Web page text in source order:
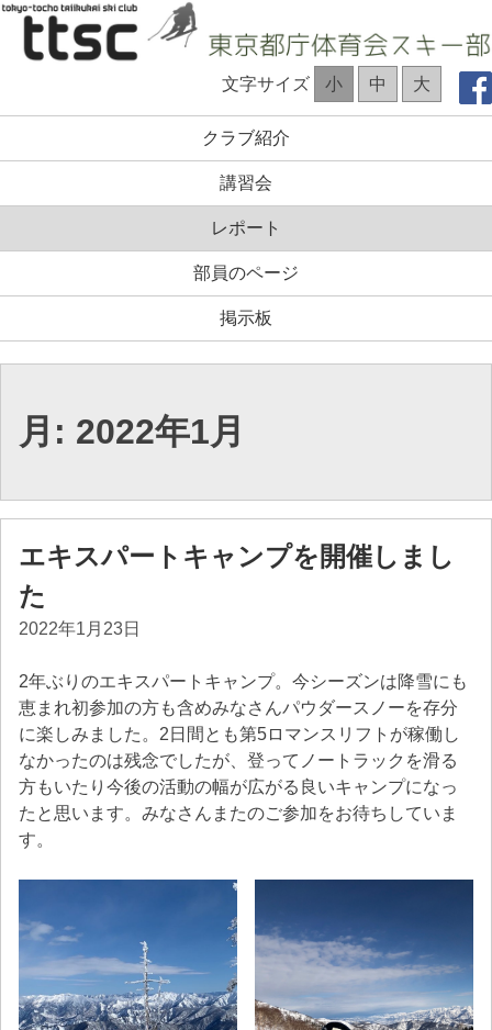
コ
ツ
プ
文字サイズ 小 中 大
クラブ紹介
講習会
レポート
部員のページ
掲示板
月: 2022年1月
エキスパートキャンプを開催しまし
た
2022年1月23日
2年ぶりのエキスパートキャンプ。今シーズンは降雪にも
恵まれ初参加の方も含めみなさんパウダースノーを存分
に楽しみました。2日間とも第5ロマンスリフトが稼働し
なかったのは残念でしたが、登ってノートラックを滑る
方もいたり今後の活動の幅が広がる良いキャンプになっ
たと思います。みなさんまたのご参加をお待ちしていま
す。